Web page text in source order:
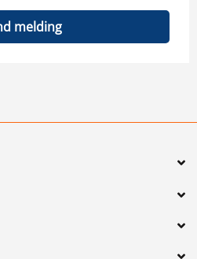
melding